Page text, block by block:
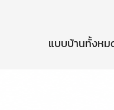
แบบบ้านทั้งหม